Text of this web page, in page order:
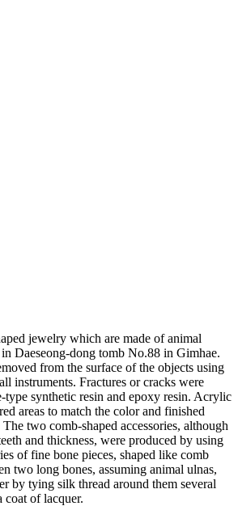
jewelry which are made of animal
Daeseong-dong tomb No.88 in Gimhae.
from the surface of the objects using
instruments. Fractures or cracks were
type synthetic resin and epoxy resin. Acrylic
areas to match the color and finished
two comb-shaped accessories, although
and thickness, were produced by using
of fine bone pieces, shaped like comb
two long bones, assuming animal ulnas,
by tying silk thread around them several
coat of lacquer.